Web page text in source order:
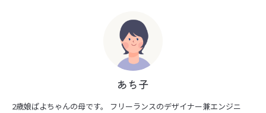
あち子
2歳娘ぱよちゃんの母です。 フリーランスのデザイナー兼エンジニ